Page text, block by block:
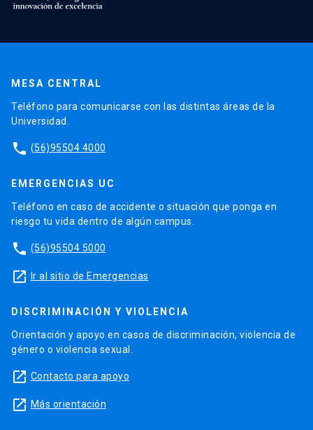
MESA CENTRAL
Teléfono para comunicarse con las distintas áreas de la
Universidad.
phone (56)95504 4000
EMERGENCIAS UC
Teléfono en caso de accidente o situación que ponga en
riesgo tu vida dentro de algún campus.
phone (56)95504 5000
launch Ir al sitio de Emergencias
DISCRIMINACIÓN Y VIOLENCIA
Orientación y apoyo en casos de discriminación, violencia de
género o violencia sexual.
launch Contacto para apoyo
launch Más orientación